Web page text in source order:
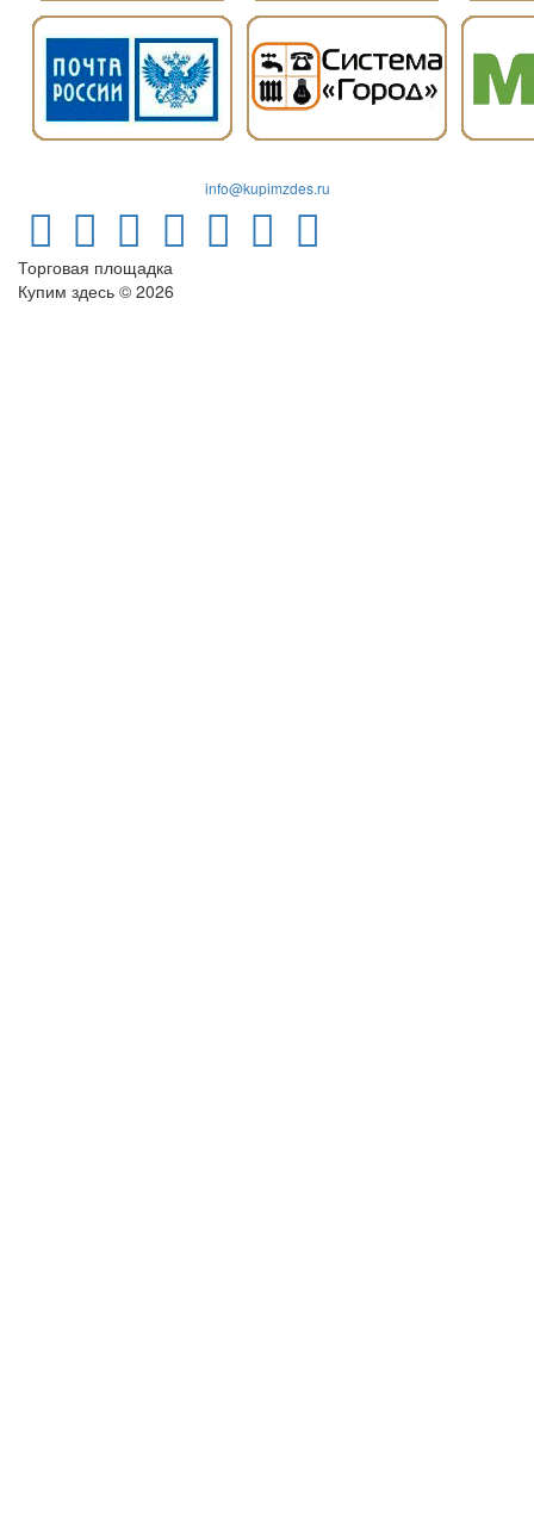
info@kupimzdes.ru
Торговая площадка
Купим здесь © 2026